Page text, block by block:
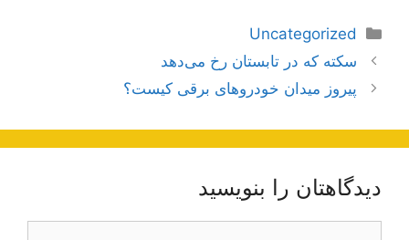
دسته‌ها
Uncategorized
ناوبری
نوشته‌ها
سکته که در تابستان رخ می‌دهد
پیروز میدان خودروهای برقی کیست؟
دیدگاهتان را بنویسید